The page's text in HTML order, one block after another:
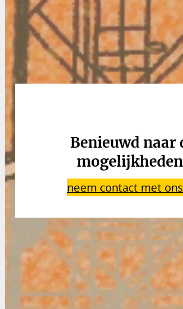
Benieuwd naar
neem contact met